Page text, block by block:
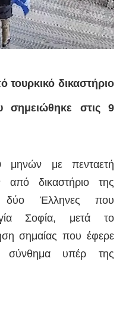
δικαστήριο
σημειώθηκε στις 9
μηνών με πενταετή
από δικαστήριο της
δύο Έλληνες που
Σοφία, μετά το
σημαίας που έφερε
σύνθημα υπέρ της